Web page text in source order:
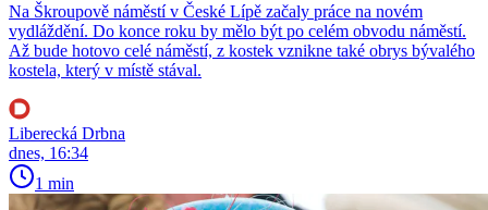
Na Škroupově náměstí v České Lípě začaly práce na novém
vydláždění. Do konce roku by mělo být po celém obvodu náměstí.
Až bude hotovo celé náměstí, z kostek vznikne také obrys bývalého
kostela, který v místě stával.
Liberecká Drbna
dnes, 16:34
1 min